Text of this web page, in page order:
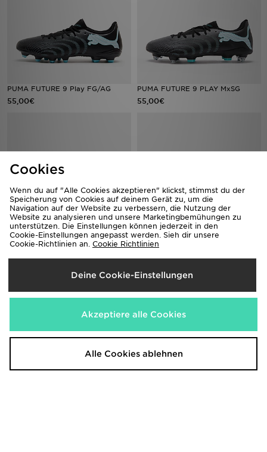
PUMA FUTURE 9 Play FG/AG
55,00€
PUMA FUTURE 9 PLAY MxSG
55,00€
adidas F50 Hyperfast Pro FG adidas Predator League FG
Cookies
Wenn du auf "Alle Cookies akzeptieren" klickst, stimmst du der
Speicherung von Cookies auf deinem Gerät zu, um die
Navigation auf der Website zu verbessern, die Nutzung der
Website zu analysieren und unsere Marketingbemühungen zu
unterstützen. Die Einstellungen können jederzeit in den
Cookie-Einstellungen angepasst werden. Sieh dir unsere
Cookie-Richtlinien an. Cookie Richtlinien
Deine Cookie-Einstellungen
Akzeptiere alle Cookies
Alle Cookies ablehnen